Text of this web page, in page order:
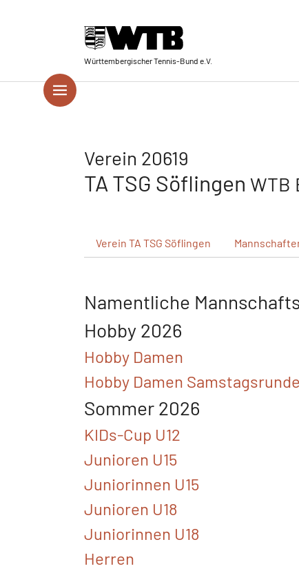
Württembergischer Tennis-Bund e.V.
Verein 20619
TA TSG Söflingen WTB
Verein TA TSG Söflingen
Namentliche
Hobby 2026
Hobby Damen
Hobby Damen Samstagsrunde
Sommer 2026
KIDs-Cup U12
Junioren U15
Juniorinnen U15
Junioren U18
Juniorinnen U18
Herren